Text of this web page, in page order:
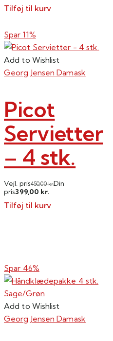
Tilføj til kurv
Spar 11%
Add to Wishlist
Georg Jensen Damask
Picot
Servietter
– 4 stk.
Vejl. pris450,00kr.Din
pris399,00 kr.
Tilføj til kurv
Spar 46%
Add to Wishlist
Georg Jensen Damask